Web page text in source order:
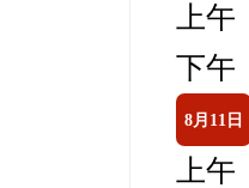
上
下午
8月11日
上